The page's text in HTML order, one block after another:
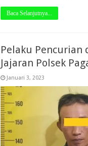
Baca Selanjutnya...
Pelaku Pencurian
Jajaran Polsek
Januari 3, 2023